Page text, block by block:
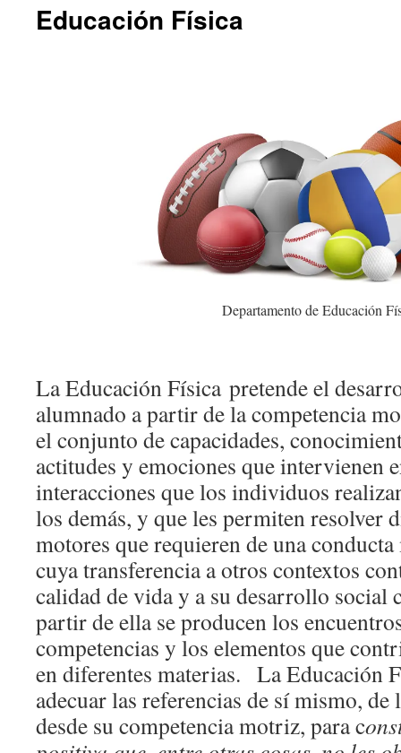
Educación Física
Departamento de Educación
La Educación Física pretende el
alumnado a partir de la competencia
el conjunto de capacidades,
actitudes y emociones que intervienen
interacciones que los individuos
los demás, y que les permiten resolver
motores que requieren de una
cuya transferencia a otros contextos
calidad de vida y a su desarrollo social
partir de ella se producen los
competencias y los elementos que
en diferentes materias. La Educación
adecuar las referencias de sí mismo,
desde su competencia motriz, para c